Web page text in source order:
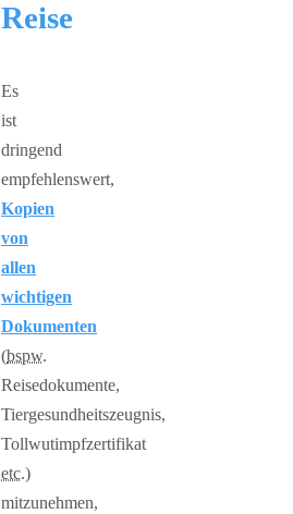
Reise
Es
ist
dringend
empfehlenswert,
Kopien
von
allen
wichtigen
Dokumenten
(bspw.
Reisedokumente,
Tiergesundheitszeugnis,
Tollwutimpfzertifikat
etc.)
mitzunehmen,